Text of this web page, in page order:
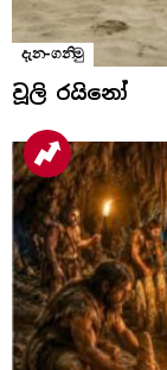
දැන-ගනිමු
වූලි රයිනෝ